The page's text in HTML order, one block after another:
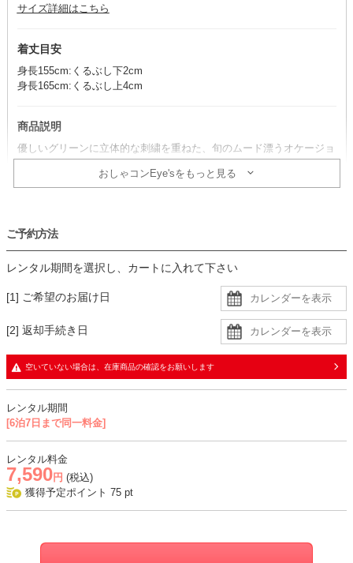
サイズ詳細はこちら
着丈目安
身長155cm:くるぶし下2cm
身長165cm:くるぶし上4cm
商品説明
優しいグリーンに立体的な刺繍を重ねた、旬のムード漂うオケージョ
ンドレス。
「AIMER」のオリジナルブランド「AIMER Acret」より、現代をしな
おしゃコンEye'sをもっと見る
コーデのポイント
アイボリー系の小物を合わせると、女性らしいやわらかな雰囲気をお
楽しみいただけます。
すめ。
透け感があるので、肩紐のないインナーを着用すると安心です。
・チュール生地に同色裏地の二枚重ねで、デコルテと背中、袖に透け
感あり
おすすめシーン
結婚式、二次会、謝恩会、成人式、同窓会、パーティー、女子会など
ご予約方法
レンタル期間を選択し、カートに入れて下さい
[1] ご希望のお届け日
[2] 返却手続き日
空いていない場合は、在庫商品の確認をお願いします
レンタル期間
[6泊7日まで同一料金]
レンタル料金
7,590 円 (税込)
獲得予定ポイント 75 pt